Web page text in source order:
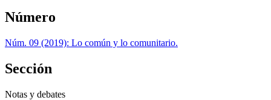
Número
Núm. 09 (2019): Lo común y lo comunitario.
Sección
Notas y debates